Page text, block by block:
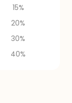
15%
20%
30%
40%